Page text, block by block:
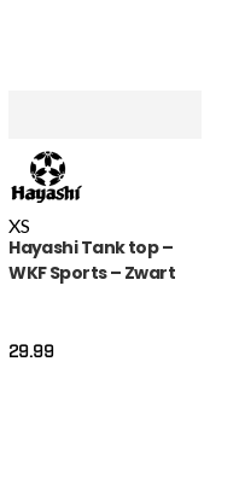
XS
Hayashi Tank top –
WKF Sports – Zwart
29.99